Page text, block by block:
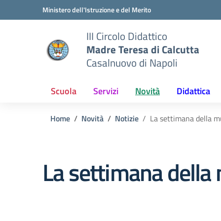
Vai ai contenuti
Vai al menu di navigazioneMinistero dell'Istruzione e del Merito
III Circolo Didattico
Madre Teresa di Calcutta
Casalnuovo di Napoli
Scuola Servizi Novità Didattica
Home Novità Notizie La settimana della
La settimana della